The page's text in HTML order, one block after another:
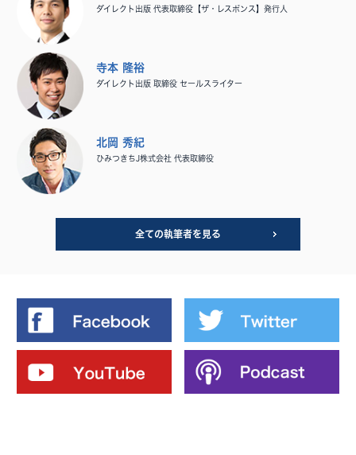
ダイレクト出版 代表取締役【ザ・レスポンス】発行人
寺本 隆裕
ダイレクト出版 取締役 セールスライター
北岡 秀紀
ひみつきちJ株式会社 代表取締役
全ての執筆者を見る